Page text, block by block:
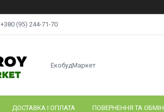
+380 (95) 244-71-70
ЕкобудМаркет
ДОСТАВКА І ОПЛАТА ПОВЕРНЕННЯ ТА ОБМІН